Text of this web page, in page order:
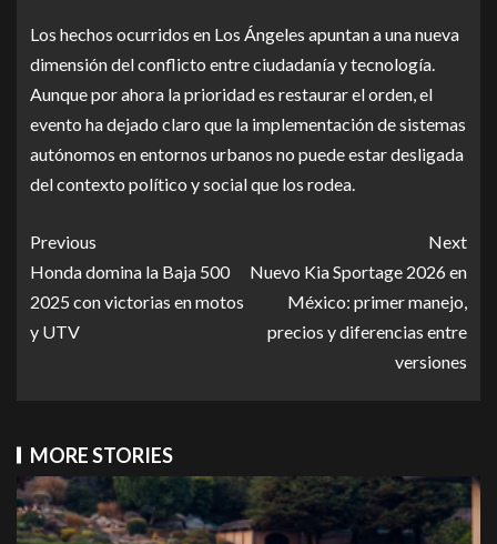
Los hechos ocurridos en Los Ángeles apuntan a una nueva
dimensión del conflicto entre ciudadanía y tecnología.
Aunque por ahora la prioridad es restaurar el orden, el
evento ha dejado claro que la implementación de sistemas
autónomos en entornos urbanos no puede estar desligada
del contexto político y social que los rodea.
Previous
Honda domina la Baja 500
2025 con victorias en motos
y UTV
Next
Nuevo Kia Sportage 2026 en
México: primer manejo,
precios y diferencias entre
versiones
MORE STORIES